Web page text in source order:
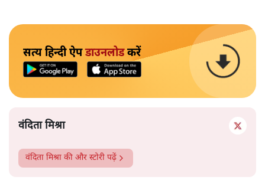
सत्य हिन्दी ऐपडाउनलोडकरें
वंदिता मिश्रा
वंदिता मिश्रा की और स्टोरी पढ़ें